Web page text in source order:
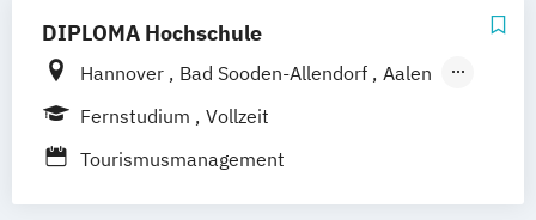
Online-Fernstudium
Stuttgart
Köln
Dresden
DIPLOMA Hochschule
Hannover Bad Sooden-Allendorf
Aalen
Baden-Baden
Berlin
Kassel Leipzig Mannheim
Bochum Kaiserslautern Wiesbaden
Fernstudium
Vollzeit
Tourismusmanagement